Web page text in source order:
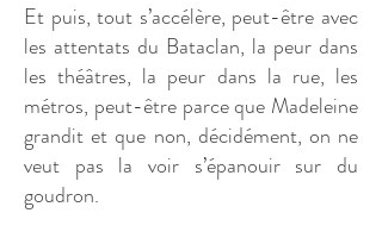
Et puis, tout s’accélère, peut-être avec
les attentats du Bataclan, la peur dans
les théâtres, la peur dans la rue, les
métros, peut-être parce que Madeleine
grandit et que non, décidément, on ne
veut pas la voir s’épanouir sur du
goudron.